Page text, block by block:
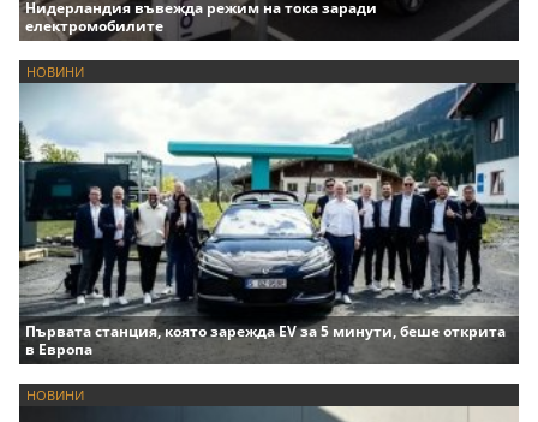
Нидерландия въвежда режим на тока заради
електромобилите
НОВИНИ
Първата станция, която зарежда EV за 5 минути, беше открита
в Европа
НОВИНИ